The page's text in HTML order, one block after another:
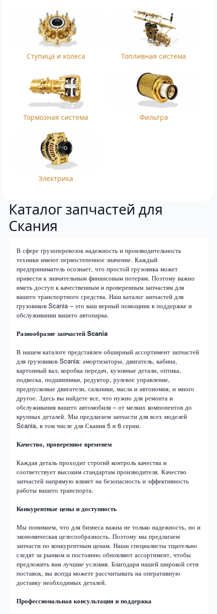
Ступица и колеса Топливная система
Тормозная система Фильтра
Электрика
Каталог запчастей для
Скания
В сфере грузоперевозок надежность и производительность
техники имеют первостепенное значение. Каждый
предприниматель осознает, что простой грузовика может
привести к значительным финансовым потерям. Поэтому важно
иметь доступ к качественным и проверенным запчастям для
вашего транспортного средства. Наш каталог запчастей для
грузовиков Scania – это ваш верный помощник в поддержке и
обслуживании вашего автопарка.
Разнообразие запчастей Scania
В нашем каталоге представлен обширный ассортимент запчастей
для грузовиков Scania: амортизаторы, двигатель, кабина,
картонный вал, коробка передач, кузовные детали, оптика,
подвеска, подшипники, редуктор, рулевое управление,
предпусковые двигатели, сальники, масла и автономия, и много
другое. Здесь вы найдете все, что нужно для ремонта и
обслуживания вашего автомобиля – от мелких компонентов до
крупных деталей. Мы предлагаем запчасти для всех моделей
Scania, в том числе для Скания 5 и 6 серии.
Качество, проверенное временем
Каждая деталь проходит строгий контроль качества и
соответствует высоким стандартам производителя. Качество
запчастей напрямую влияет на безопасность и эффективность
работы вашего транспорта.
Конкурентные цены и доступность
Мы понимаем, что для бизнеса важна не только надежность, но и
экономическая целесообразность. Поэтому мы предлагаем
запчасти по конкурентным ценам. Наши специалисты тщательно
следят за рынком и постоянно обновляют ассортимент, чтобы
предложить вам лучшие условия. Благодаря нашей широкой сети
поставок, вы всегда можете рассчитывать на оперативную
доставку необходимых деталей.
Профессиональная консультация и поддержка